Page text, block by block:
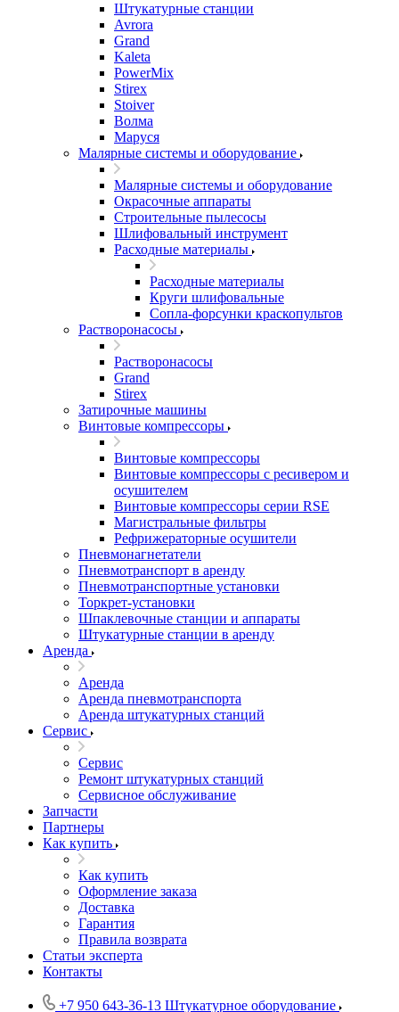
Штукатурные станции
Avrora
Grand
Kaleta
PowerMix
Stirex
Stoiver
Волма
Маруся
Малярные системы и оборудование
Малярные системы и оборудование
Окрасочные аппараты
Строительные пылесосы
Шлифовальный инструмент
Расходные материалы
Расходные материалы
Круги шлифовальные
Сопла-форсунки краскопультов
Растворонасосы
Растворонасосы
Grand
Stirex
Затирочные машины
Винтовые компрессоры
Винтовые компрессоры
Винтовые компрессоры с ресивером и
осушителем
Винтовые компрессоры серии RSE
Магистральные фильтры
Рефрижераторные осушители
Пневмонагнетатели
Пневмотранспорт в аренду
Пневмотранспортные установки
Торкрет-установки
Шпаклевочные станции и аппараты
Штукатурные станции в аренду
Аренда
Аренда
Аренда пневмотранспорта
Аренда штукатурных станций
Сервис
Сервис
Ремонт штукатурных станций
Сервисное обслуживание
Запчасти
Партнеры
Как купить
Как купить
Оформление заказа
Доставка
Гарантия
Правила возврата
Статьи эксперта
Контакты
+7 950 643-36-13 Штукатурное оборудование